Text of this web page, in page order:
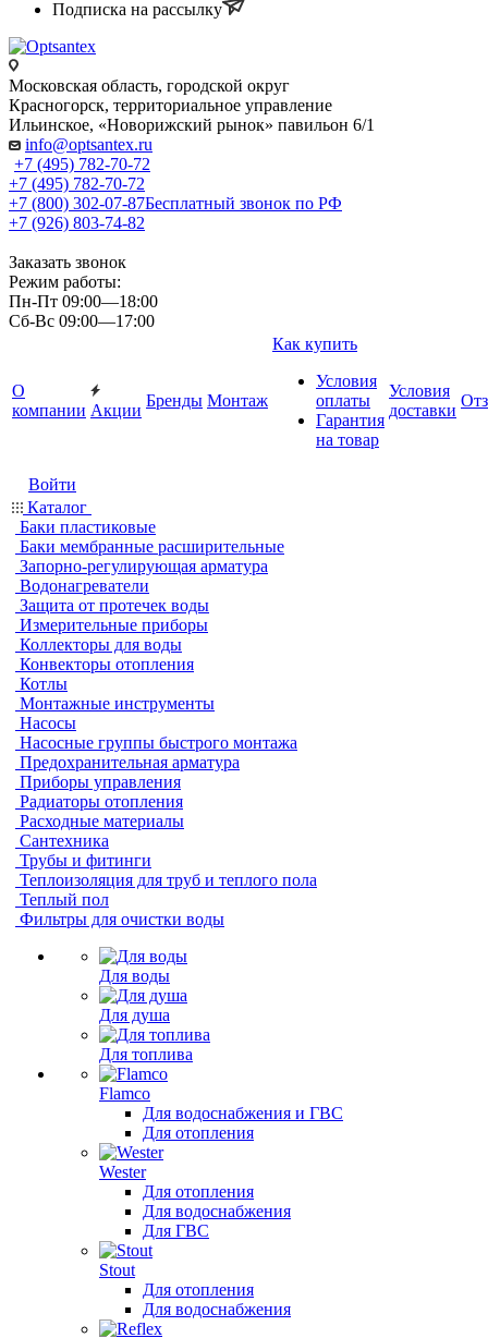
Подписка на рассылку
Московская область, городской округ
Красногорск, территориальное управление
Ильинское, «Новорижский рынок» павильон 6/1
info@optsantex.ru
+7 (495) 782-70-72
+7 (495) 782-70-72
+7 (800) 302-07-87Бесплатный звонок по РФ
+7 (926) 803-74-82
Заказать звонок
Режим работы:
Пн-Пт 09:00—18:00
Сб-Вс 09:00—17:00
О
компании Акции
Бренды Монтаж
Как купить
Условия
оплаты
Гарантия
на товар
Условия
доставки
Войти
Каталог
Баки пластиковые
Баки мембранные расширительные
Запорно-регулирующая арматура
Водонагреватели
Защита от протечек воды
Измерительные приборы
Коллекторы для воды
Конвекторы отопления
Котлы
Монтажные инструменты
Насосы
Насосные группы быстрого монтажа
Предохранительная арматура
Приборы управления
Радиаторы отопления
Расходные материалы
Сантехника
Трубы и фитинги
Теплоизоляция для труб и теплого пола
Теплый пол
Фильтры для очистки воды
Для воды
Для душа
Для топлива
Flamco
Для водоснабжения и ГВС
Для отопления
Wester
Для отопления
Для водоснабжения
Для ГВС
Stout
Для отопления
Для водоснабжения